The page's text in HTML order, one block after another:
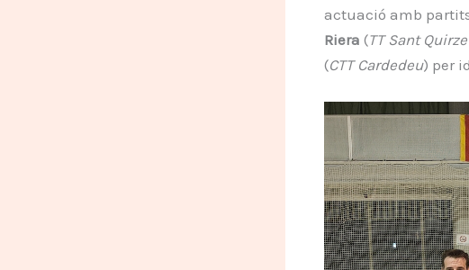
actuació amb
Riera (TT Sant
(CTT Cardedeu) per